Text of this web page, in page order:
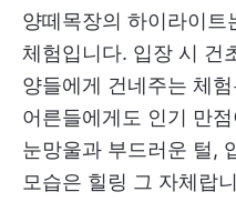
양떼목장의 하이라이트
체험입니다. 입장 시 건
양들에게 건네주는 체
어른들에게도 인기 만
눈망울과 부드러운 털,
모습은 힐링 그 자체랍